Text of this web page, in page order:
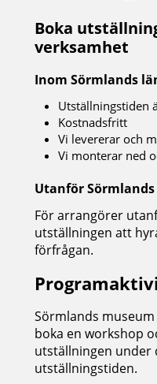
Boka
verksamhet
Inom Sörmlands
Utställningstiden
Kostnadsfritt
Vi levererar och
Vi monterar ned
Utanför
För arrangörer
utställningen att
förfrågan.
Sörmlands
boka en workshop
utställningen under
utställningstiden.